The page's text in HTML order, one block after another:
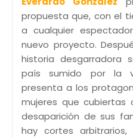
propuesta que, con el
a cualquier
nuevo proyecto.
historia desgarradora
país sumido por la
presenta a los
mujeres que cubiertas
desaparición de sus
hay cortes arbitrarios,